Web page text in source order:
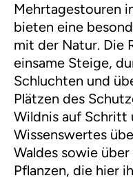
Mehrtagestouren
bieten eine
mit der Natur. Die
einsame Steige,
Schluchten und
Plätzen des
Wildnis auf Schritt
Wissenswertes
Waldes sowie
Pflanzen, die hier